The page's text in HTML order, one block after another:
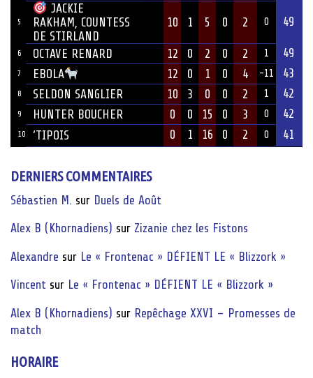
5
JACKIE
RAKHAM, COUNTESS
DE STIRLAND
10 1 5 0 2 0 49
6 OCTAVE RENARD 12 0 2 0 2 1 49
7 EBOLA 12 0 1 0 4 -11 43
8 SELDON SANGLIER 10 3 0 0 2 1 42
9 HUNTER BOUCHER 0 0 15 0 3 0 42
10 ‘TIPOIS 0 1 16 0 2 0 41
DERNIERS COMMENTAIRES
Sébastien M. sur Duels de Août
Alex B (Khornadiens) sur Zizanie chez les Fistons
Alexandre sur Le « Frontenac » DÉFIENT LE « Blizzork »
Vincent sur Le « Frontenac » DÉFIENT LE « Blizzork »
Alex B (Khornadiens) sur Repêchage XXVI – Promesses de
match
HORAIRE